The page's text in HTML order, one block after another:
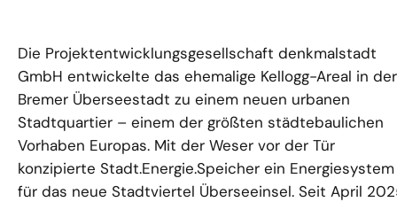
Die Projektentwicklungsgesellschaft denkmalstadt
GmbH entwickelte das ehemalige Kellogg-Areal in der
Bremer Überseestadt zu einem neuen urbanen
Stadtquartier – einem der größten städtebaulichen
Vorhaben Europas. Mit der Weser vor der Tür
konzipierte Stadt.Energie.Speicher ein Energiesystem
für das neue Stadtviertel Überseeinsel. Seit April